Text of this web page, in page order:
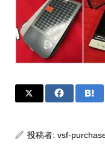
投稿者: vsf-